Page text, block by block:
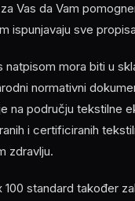
Vas da Vam
ispunjavaju sve
natpisom mora biti u
normativni
na području tekstilne
i certificiranih
zdravlju.
100 standard također